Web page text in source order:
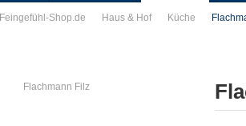
Feingefühl-Shop.de Haus & Hof Küche